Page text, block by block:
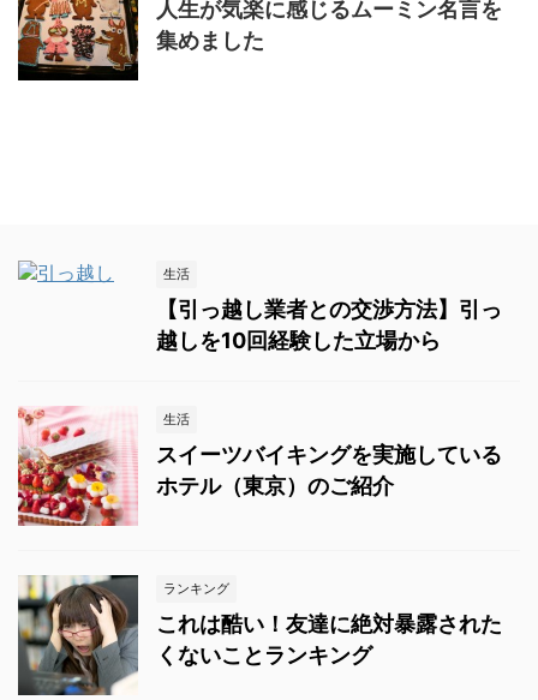
人生が気楽に感じるムーミン名言を
集めました
生活
【引っ越し業者との交渉方法】引っ
越しを10回経験した立場から
生活
スイーツバイキングを実施している
ホテル（東京）のご紹介
ランキング
これは酷い！友達に絶対暴露された
くないことランキング